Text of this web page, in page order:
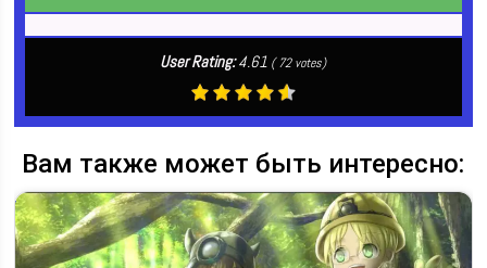
User Rating:4.61 (72votes)
Вам также может быть интересно: